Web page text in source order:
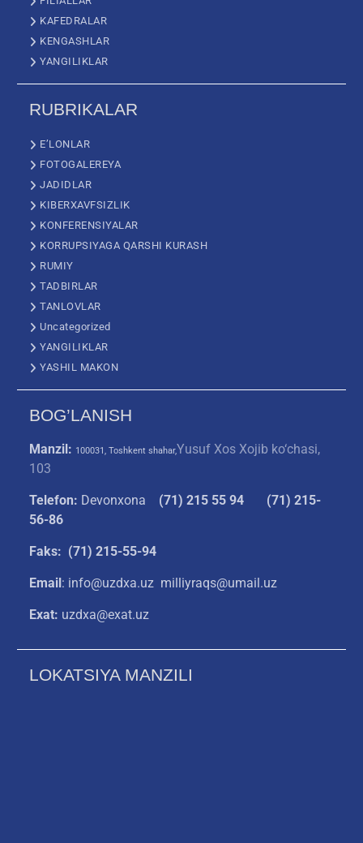
KAFEDRALAR
KENGASHLAR
YANGILIKLAR
RUBRIKALAR
E’LONLAR
FOTOGALEREYA
JADIDLAR
KIBERXAVFSIZLIK
KONFERENSIYALAR
KORRUPSIYAGA QARSHI KURASH
RUMIY
TADBIRLAR
TANLOVLAR
Uncategorized
YANGILIKLAR
YASHIL MAKON
BOG’LANISH
Manzil: 100031, Toshkent shahar,Yusuf Xos Xojib ko‘chasi,
103
Telefon: Devonxona (71) 215 55 94
(71) 215-
56-86
Faks: (71) 215-55-94
Email: info@uzdxa.uz milliyraqs@umail.uz
Exat: uzdxa@exat.uz
LOKATSIYA MANZILI